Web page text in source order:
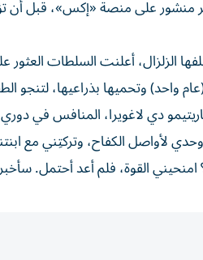
منشور على منصة «إكس»، قبل أن
الزلزال، أعلنت السلطات
واحد) وتحميها بذراعيها، لتنجو
دي لاغويرا، المنافس في دوري
لأواصل الكفاح، وتركتِني مع
امنحيني القوة، فلم أعد أحتمل.